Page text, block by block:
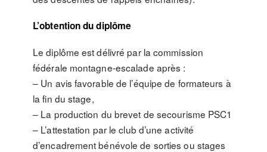
L’obtention du diplôme
Le diplôme est délivré par la commission
fédérale montagne-escalade après :
– Un avis favorable de l’équipe de formateurs à
la fin du stage,
– La production du brevet de secourisme PSC1
– L’attestation par le club d’une activité
d’encadrement bénévole de sorties ou stages